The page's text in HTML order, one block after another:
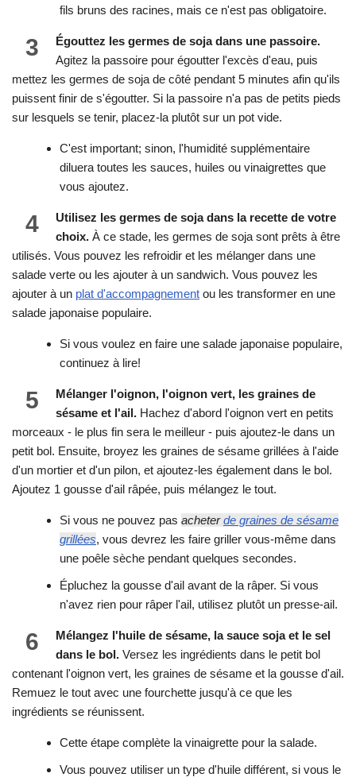
fils bruns des racines, mais ce n'est pas obligatoire.
3
Égouttez les germes de soja dans une passoire.
Agitez la passoire pour égoutter l'excès d'eau, puis
mettez les germes de soja de côté pendant 5 minutes afin qu'ils
puissent finir de s'égoutter. Si la passoire n'a pas de petits pieds
sur lesquels se tenir, placez-la plutôt sur un pot vide.
C'est important; sinon, l'humidité supplémentaire
diluera toutes les sauces, huiles ou vinaigrettes que
vous ajoutez.
4
Utilisez les germes de soja dans la recette de votre
choix. À ce stade, les germes de soja sont prêts à être
utilisés. Vous pouvez les refroidir et les mélanger dans une
salade verte ou les ajouter à un sandwich. Vous pouvez les
ajouter à un plat d'accompagnement ou les transformer en une
salade japonaise populaire.
Si vous voulez en faire une salade japonaise populaire,
continuez à lire!
5
Mélanger l'oignon, l'oignon vert, les graines de
sésame et l'ail. Hachez d'abord l'oignon vert en petits
morceaux - le plus fin sera le meilleur - puis ajoutez-le dans un
petit bol. Ensuite, broyez les graines de sésame grillées à l'aide
d'un mortier et d'un pilon, et ajoutez-les également dans le bol.
Ajoutez 1 gousse d'ail râpée, puis mélangez le tout.
Si vous ne pouvez pas acheterde graines de sésame
grillées, vous devrez les faire griller vous-même dans
une poêle sèche pendant quelques secondes.
Épluchez la gousse d'ail avant de la râper. Si vous
n'avez rien pour râper l'ail, utilisez plutôt un presse-ail.
6
Mélangez l'huile de sésame, la sauce soja et le sel
dans le bol. Versez les ingrédients dans le petit bol
contenant l'oignon vert, les graines de sésame et la gousse d'ail.
Remuez le tout avec une fourchette jusqu'à ce que les
ingrédients se réunissent.
Cette étape complète la vinaigrette pour la salade.
Vous pouvez utiliser un type d'huile différent, si vous le